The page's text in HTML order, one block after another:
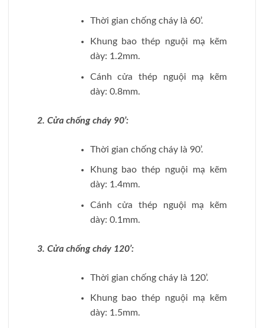
Thời gian chống cháy là 60’.
Khung bao thép nguội mạ kẽm
dày: 1.2mm.
Cánh cửa thép nguội mạ kẽm
dày: 0.8mm.
2. Cửa chống cháy 90’:
Thời gian chống cháy là 90’.
Khung bao thép nguội mạ kẽm
dày: 1.4mm.
Cánh cửa thép nguội mạ kẽm
dày: 0.1mm.
3. Cửa chống cháy 120’:
Thời gian chống cháy là 120’.
Khung bao thép nguội mạ kẽm
dày: 1.5mm.